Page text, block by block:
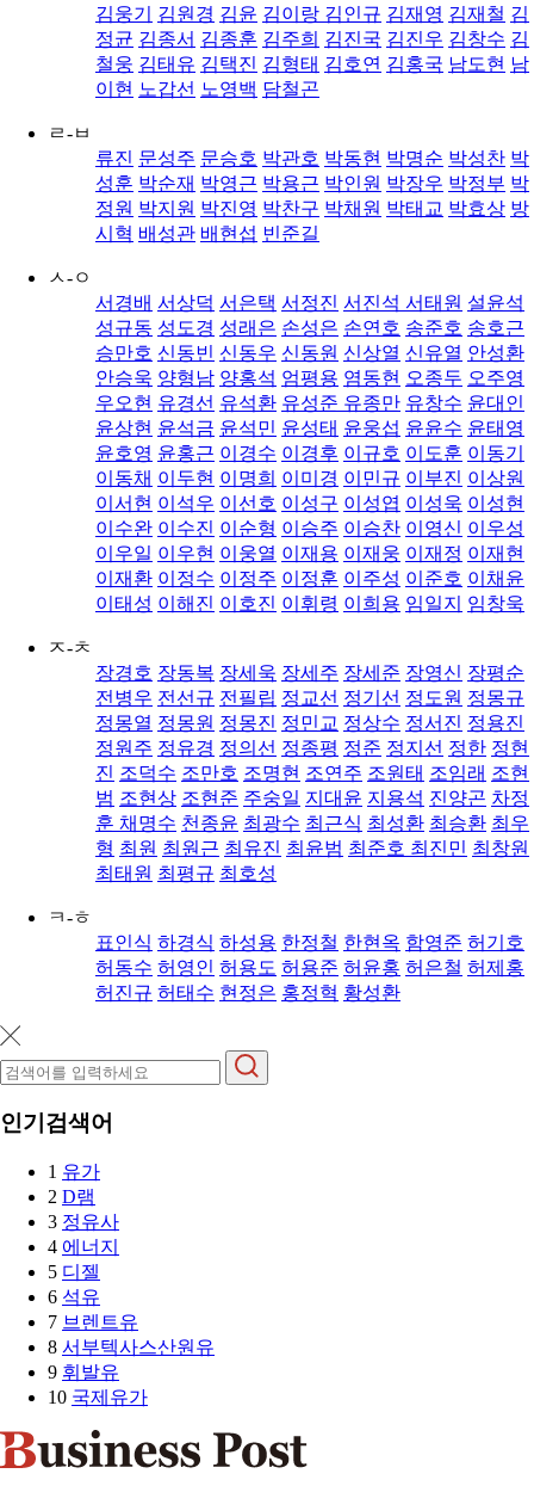
김웅기
김원경 김윤 김이랑 김인규 김재영 김재철 김
정균 김종서 김종훈 김주희 김진국 김진우 김창수 김
철웅 김태유 김택진 김형태 김호연 김홍국 남도현 남
이현 노갑선 노영백 담철곤
ㄹ-ㅂ
류진 문성주 문승호 박관호 박동현 박명순 박성찬 박
성훈 박순재 박영근 박용근 박인원 박장우 박정부 박
정원 박지원 박진영 박찬구 박채원 박태교 박효상 방
시혁 배성관 배현섭 빈준길
ㅅ-ㅇ
서경배 서상덕 서은택 서정진 서진석 서태원 설윤석
성규동 성도경 성래은 손성은 손연호 송준호 송호근
승만호 신동빈 신동우 신동원 신상열 신유열 안성환
안승욱 양형남 양홍석 엄평용 염동현 오종두 오주영
우오현 유경선 유석환 유성준 유종만 유창수 윤대인
윤상현 윤석금 윤석민 윤성태 윤웅섭 윤윤수 윤태영
윤호영 윤홍근 이경수 이경후 이규호 이도훈 이동기
이동채 이두현 이명희 이미경 이민규 이부진 이상원
이서현 이석우 이선호 이성구 이성엽 이성욱 이성현
이수완 이수진 이순형 이승주 이승찬 이영신 이우성
이우일 이우현 이웅열 이재용 이재웅 이재정 이재현
이재환 이정수 이정주 이정훈 이주성 이준호 이채윤
이태성 이해진 이호진 이휘령 이희용 임일지 임창욱
ㅈ-ㅊ
장경호 장동복 장세욱 장세주 장세준 장영신 장평순
전병우 전선규 전필립 정교선 정기선 정도원 정몽규
정몽열 정몽원 정몽진 정민교 정상수 정서진 정용진
정원주 정유경 정의선 정종평 정준 정지선 정한 정현
진 조덕수 조만호 조명현 조연주 조원태 조임래 조현
범 조현상 조현준 주숭일 지대윤 지용석 진양곤 차정
훈 채명수 천종윤 최광수 최근식 최성환 최승환 최우
형 최원 최원근 최유진 최윤범 최준호 최진민 최창원
최태원 최평규 최호성
ㅋ-ㅎ
표인식 하경식 하성용 한정철 한현옥 함영준 허기호
허동수 허영인 허용도 허용준 허윤홍 허은철 허제홍
허진규 허태수 현정은 홍정혁 황성환
인기검색어
1 유가
2 D램
3 정유사
4 에너지
5 디젤
6 석유
7 브렌트유
8 서부텍사스산원유
9 휘발유
10 국제유가